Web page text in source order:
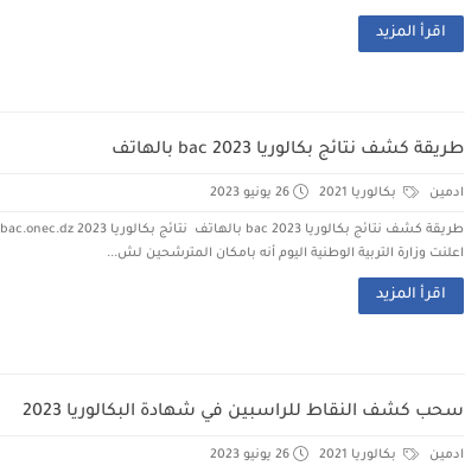
اقرأ المزيد
طريقة كشف نتائج بكالوريا 2023 bac بالهاتف
ادمين بكالوريا 2021 26 يونيو 2023
طريقة كشف نتائج بكالوريا 2023 bac بالهاتف نتائج بكالوريا 2023 bac.onec.dz
اعلنت وزارة التربية الوطنية اليوم أنه بامكان المترشحين لش...
اقرأ المزيد
سحب كشف النقاط للراسبين في شهادة البكالوريا 2023
ادمين بكالوريا 2021 26 يونيو 2023